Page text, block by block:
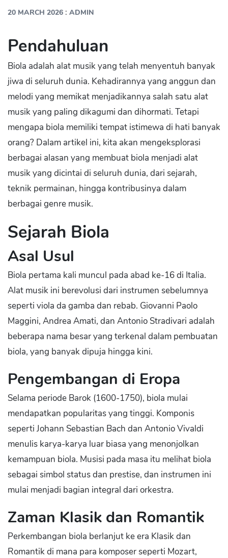
20 MARCH 2026 : ADMIN
Pendahuluan
Biola adalah alat musik yang telah menyentuh banyak
jiwa di seluruh dunia. Kehadirannya yang anggun dan
melodi yang memikat menjadikannya salah satu alat
musik yang paling dikagumi dan dihormati. Tetapi
mengapa biola memiliki tempat istimewa di hati banyak
orang? Dalam artikel ini, kita akan mengeksplorasi
berbagai alasan yang membuat biola menjadi alat
musik yang dicintai di seluruh dunia, dari sejarah,
teknik permainan, hingga kontribusinya dalam
berbagai genre musik.
Sejarah Biola
Asal Usul
Biola pertama kali muncul pada abad ke-16 di Italia.
Alat musik ini berevolusi dari instrumen sebelumnya
seperti viola da gamba dan rebab. Giovanni Paolo
Maggini, Andrea Amati, dan Antonio Stradivari adalah
beberapa nama besar yang terkenal dalam pembuatan
biola, yang banyak dipuja hingga kini.
Pengembangan di Eropa
Selama periode Barok (1600-1750), biola mulai
mendapatkan popularitas yang tinggi. Komponis
seperti Johann Sebastian Bach dan Antonio Vivaldi
menulis karya-karya luar biasa yang menonjolkan
kemampuan biola. Musisi pada masa itu melihat biola
sebagai simbol status dan prestise, dan instrumen ini
mulai menjadi bagian integral dari orkestra.
Zaman Klasik dan Romantik
Perkembangan biola berlanjut ke era Klasik dan
Romantik di mana para komposer seperti Mozart,